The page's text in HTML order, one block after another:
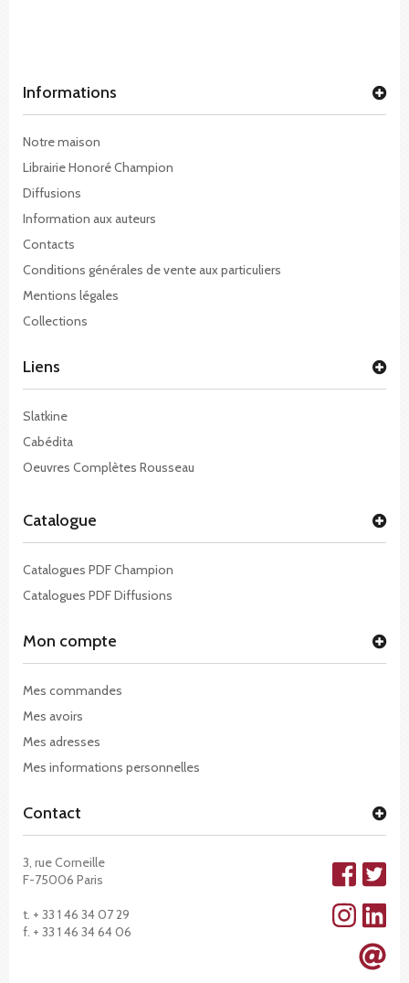
Informations
Notre maison
Librairie Honoré Champion
Diffusions
Information aux auteurs
Contacts
Conditions générales de vente aux particuliers
Mentions légales
Collections
Liens
Slatkine
Cabédita
Oeuvres Complètes Rousseau
Catalogue
Catalogues PDF Champion
Catalogues PDF Diffusions
Mon compte
Mes commandes
Mes avoirs
Mes adresses
Mes informations personnelles
Contact
3, rue Corneille
F-75006 Paris
t. + 33 1 46 34 07 29
f. + 33 1 46 34 64 06